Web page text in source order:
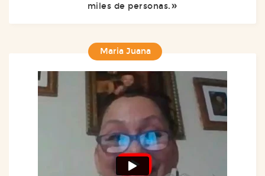
miles de personas.
Maria Juana